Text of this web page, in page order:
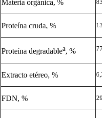
Materia orgánica, %
Proteína cruda, %
Proteína degradablea, %
Extracto etéreo, %
FDN, %